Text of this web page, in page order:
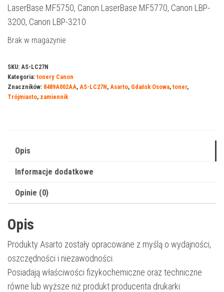
LaserBase MF5750, Canon LaserBase MF5770, Canon LBP-
3200, Canon LBP-3210
Brak w magazynie
SKU: AS-LC27N
Kategoria: tonery Canon
Znaczników: 8489A002AA, AS-LC27N, Asarto, Gdańsk Osowa, toner,
Trójmiasto, zamiennik
Opis
Informacje dodatkowe
Opinie (0)
Opis
Produkty Asarto zostały opracowane z myślą o wydajności,
oszczędności i niezawodności.
Posiadają właściwości fizykochemiczne oraz techniczne
równe lub wyższe niż produkt producenta drukarki.